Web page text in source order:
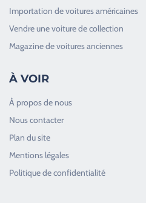
Importation de voitures américaines
Vendre une voiture de collection
Magazine de voitures anciennes
À VOIR
À propos de nous
Nous contacter
Plan du site
Mentions légales
Politique de confidentialité
Toujours heureux d'aider les